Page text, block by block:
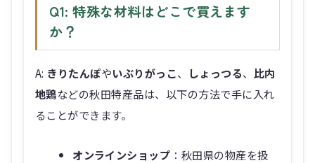
Q1: 特殊な材料はどこで買えます
か？
A: きりたんぽやいぶりがっこ、 しょっつる、 比内
地鶏などの秋田特産品は、以下の方法で手に入れ
ることができます。
オンラインショップ ：秋田県の物産を扱